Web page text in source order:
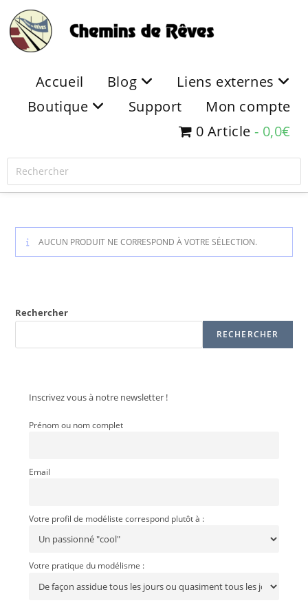
Accueil Blog
Liens externes
Boutique
Support
Mon compte
0 Article
0,0€
AUCUN PRODUIT NE CORRESPOND À VOTRE SÉLECTION.
Rechercher
RECHERCHER
Inscrivez vous à notre newsletter !
Prénom ou nom complet
Email
Votre profil de modéliste correspond plutôt à :
Votre pratique du modélisme :